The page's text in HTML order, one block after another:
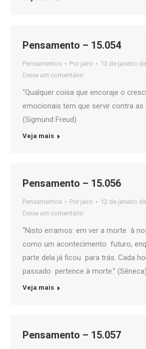
Pensamento – 15.054
Pensamentos Por jairo
13 de janeiro
Deixe um comentário
“Qualquer coisa que encoraje o
emocionais tem que servir contra as
(Sigmund Freud)
Veja mais
Pensamento – 15.056
Pensamentos Por jairo
12 de janeiro
Deixe um comentário
“Nisto erramos: em ver a morte à
como um acontecimento futuro,
parte dela já ficou para trás. Cada
passado pertence à morte.” (Sêneca)
Veja mais
Pensamento – 15.057